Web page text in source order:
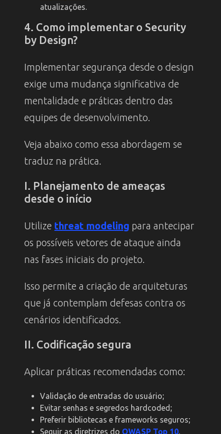
atualizações.
4. Como implementar o Security
by Design?
Implementar segurança desde o design
exige uma mudança significativa de
mentalidade e práticas dentro das
equipes de desenvolvimento.
Veja abaixo como essa abordagem se
traduz na prática.
I. Planejamento de ameaças
desde o início
Utilize threat modeling para antecipar
os possíveis vetores de ataque ainda
nas fases iniciais do projeto.
Isso permite a criação de arquiteturas
que já contemplam defesas contra os
cenários identificados.
II. Codificação segura
Aplicar práticas recomendadas como:
Validação de entradas do usuário;
Evitar senhas e segredos hardcoded;
Preferir bibliotecas e frameworks seguros;
Seguir as diretrizes do OWASP Top 10.